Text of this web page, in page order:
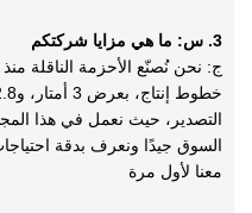
3. س: ما هي مزايا شركتكم
السوق جيدًا ونعرف بدقة
معنا لأول مرة